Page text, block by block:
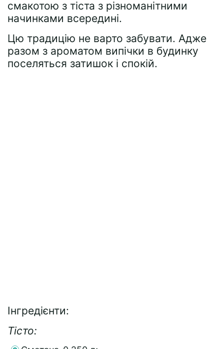
смакотою з тіста з різноманітними
начинками всередині.
Цю традицію не варто забувати. Адже
разом з ароматом випічки в будинку
поселяться затишок і спокій.
Інгредієнти:
Тісто: